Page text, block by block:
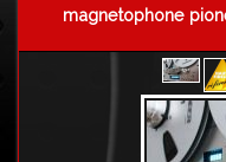
magnetophone